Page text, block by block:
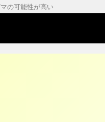
の可能性が高い